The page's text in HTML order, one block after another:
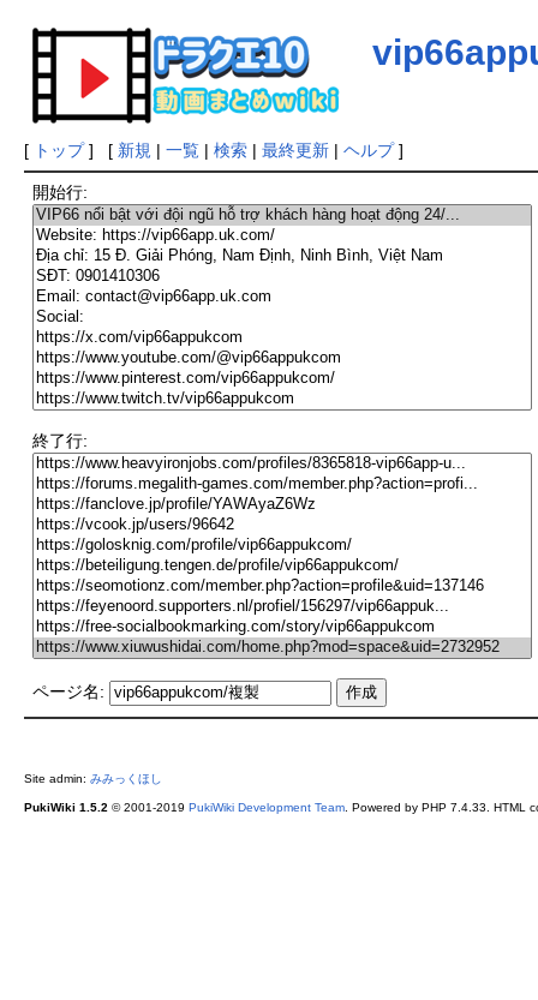
[ トップ] [ 新規 | 一覧| 検索| 最終更新| ヘルプ]
開始行:
終了行:
ページ名:
Site admin: みみっくほし
PukiWiki 1.5.2 © 2001-2019 PukiWiki Development Team. Powered by PHP 7.4.33. HTML